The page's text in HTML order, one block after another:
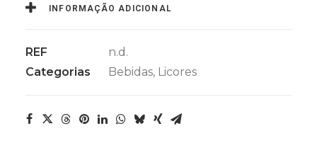
INFORMAÇÃO ADICIONAL
REF
n.d.
Categorias
Bebidas, Licores